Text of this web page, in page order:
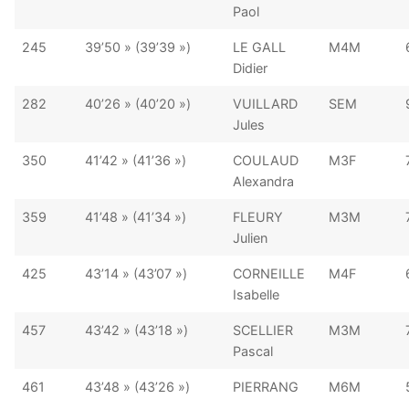
Paol
245 39’50 » (39’39 »)
LE GALL
Didier
M4M
282 40’26 » (40’20 »)
VUILLARD
Jules
SEM
350 41’42 » (41’36 »)
COULAUD
Alexandra
M3F
359 41’48 » (41’34 »)
FLEURY
Julien
M3M
425 43’14 » (43’07 »)
CORNEILLE
Isabelle
M4F
457 43’42 » (43’18 »)
SCELLIER
Pascal
M3M
461 43’48 » (43’26 »)
PIERRANG
M6M